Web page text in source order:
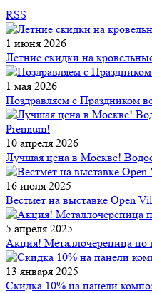
RSS
1 июня 2026
Летние скидки на
1 мая 2026
Поздравляем с Праздником
10 апреля 2026
Лучшая цена в Москве!
16 июля 2025
Вестмет на выставке Open
5 апреля 2025
Акция! Металлочерепица по
13 января 2025
Скидка 10% на панели